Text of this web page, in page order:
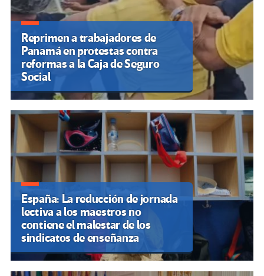
Reprimen a trabajadores de
Panamá en protestas contra
reformas a la Caja de Seguro
Social
España: La reducción de jornada
lectiva a los maestros no
contiene el malestar de los
sindicatos de enseñanza